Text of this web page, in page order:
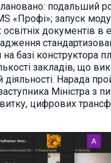
подальший
«Профі»; запуск
документів в
на базі конструктора
закладів, що
діяльності. Нарада
Міністра з
цифрових